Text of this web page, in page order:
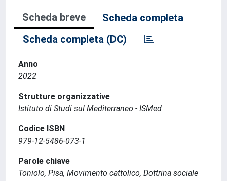
Scheda breve
Scheda completa
Scheda completa (DC)
Anno
2022
Strutture organizzative
Istituto di Studi sul Mediterraneo - ISMed
Codice ISBN
979-12-5486-073-1
Parole chiave
Toniolo, Pisa, Movimento cattolico, Dottrina sociale